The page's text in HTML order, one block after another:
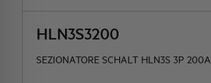
HLN3S3200
SEZIONATORE SCHALT HLN3S 3P 200A